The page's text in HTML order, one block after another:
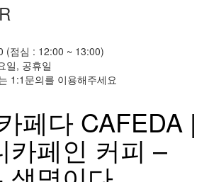
(점심 : 12:00 ~ 13:00)
일, 공휴일
1:1문의를 이용해주세요